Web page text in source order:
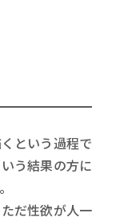
という過程で
う結果の方に
だ性欲が人一